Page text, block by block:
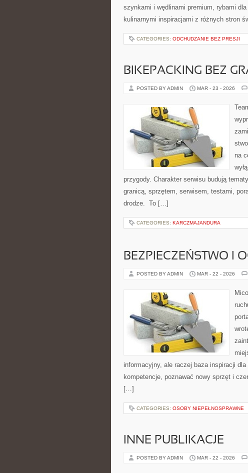
szynkami i wędlinami premium, rybami
kulinarnymi inspiracjami z różnych stron
CATEGORIES: ODCHUDZANIE BEZ PRESJI
BIKEPACKING BEZ
POSTED BY ADMIN MAR - 23 - 2026
na
przygody. Charakter serwisu budują
granicą, sprzętem, serwisem, testami,
drodze. To […]
CATEGORIES: KARCZMAJANDURA
BEZPIECZEŃSTWO I
POSTED BY ADMIN MAR - 22 - 2026
informacyjny, ale raczej baza inspiracji
kompetencje, poznawać nowy sprzęt i
[…]
CATEGORIES: OSOBY NIEPEŁNOSPRAWNE
INNE PUBLIKACJE
POSTED BY ADMIN MAR - 22 - 2026